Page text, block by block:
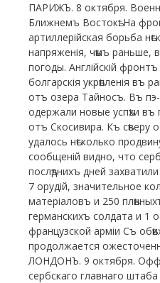
ПАРИЖЪ. 8 октября.
Ближнемъ Востокѣ. На
артиллерійская борьба
напряженія, чѣмъ раньше,
погоды. Англійскій фронтъ
болгарскія укрѣпленія въ
отъ озера Тайносъ. Въ пэ-
одержали новые успѣхи въ
отъ Скосивира. Къ сѣверу
удалось нѣсколько
сообщеній видно, что
послѣднихъ дней захватили
7 орудій, значительное
матеріаловъ и 250
германскихъ солдата и 1
французской арміи Съ
продолжается
ЛОНДОНЪ. 9 октября.
сербскаго главнаго